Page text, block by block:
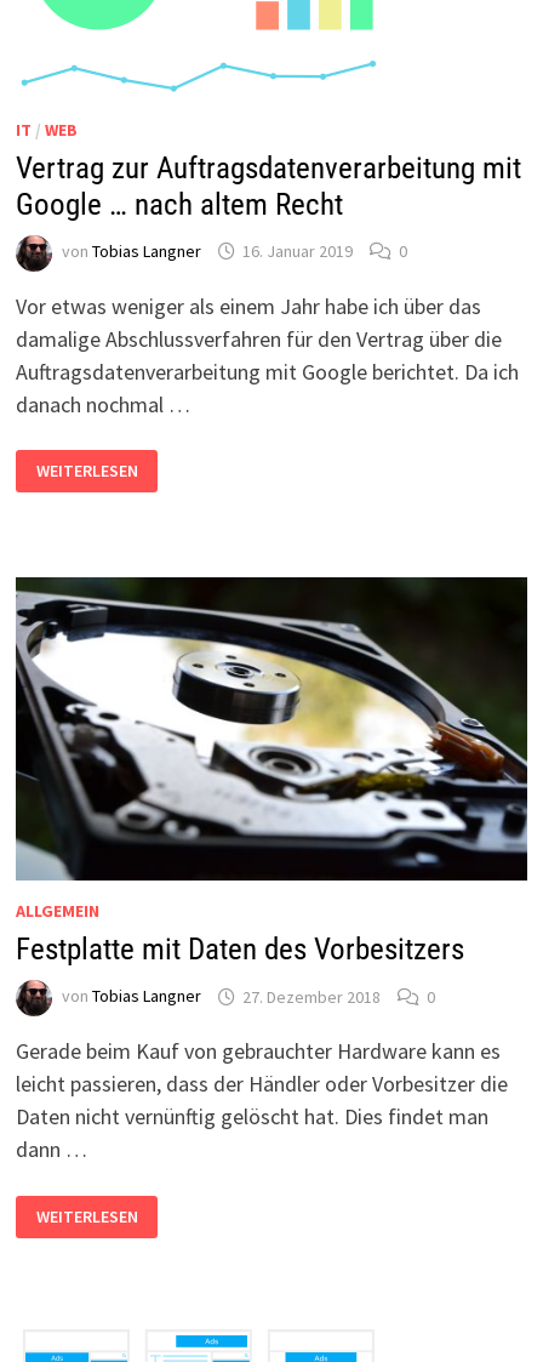
IT / WEB
Vertrag zur Auftragsdatenverarbeitung mit
Google … nach altem Recht
von Tobias Langner 16. Januar 2019 0
Vor etwas weniger als einem Jahr habe ich über das
damalige Abschlussverfahren für den Vertrag über die
Auftragsdatenverarbeitung mit Google berichtet. Da ich
danach nochmal …
ZUR
AUFTRAGSDATENVERARBEITUNG
ALTEM
RECHT
WEITERLESEN
ALLGEMEIN
Festplatte mit Daten des Vorbesitzers
von Tobias Langner 27. Dezember 2018 0
Gerade beim Kauf von gebrauchter Hardware kann es
leicht passieren, dass der Händler oder Vorbesitzer die
Daten nicht vernünftig gelöscht hat. Dies findet man
dann …
MIT
DATEN
WEITERLESEN